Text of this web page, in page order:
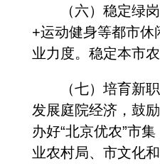
（六）稳定绿岗
+运动健身等都市
业力度。稳定本市
（七）培育新职
发展庭院经济，鼓
办好“北京优农”市
业农村局、市文化